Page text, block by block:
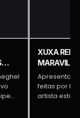
XUXA
APARECER”
feitas por
artista